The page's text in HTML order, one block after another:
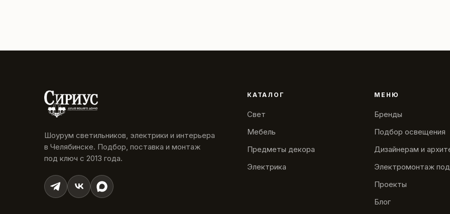
Шоурум светильников, электрики и интерьера
в Челябинске. Подбор, поставка и монтаж
под ключ с 2013 года.
КАТАЛОГ
Свет
Мебель
Предметы декора
Электрика
МЕНЮ
Бренды
Подбор освещения
Дизайнерам и
Электромонтаж
Проекты
Блог